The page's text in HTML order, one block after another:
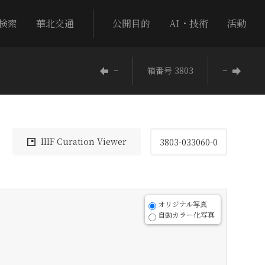
索 華北交通 公開目的 AI・技術 活動
− 箱番号 3803 −
IIIF Curation Viewer 3803-033060-0
オリジナル写真
自動カラー化写真